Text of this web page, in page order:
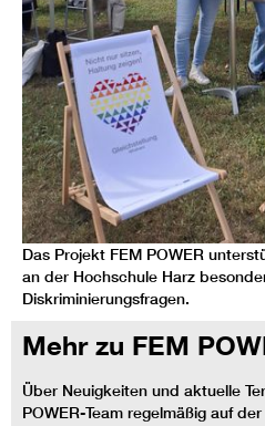
Das Projekt FEM POWER
an der Hochschule Harz
Diskriminierungsfragen.
Mehr zu FEM
Über Neuigkeiten und aktuelle
POWER-Team regelmäßig auf der